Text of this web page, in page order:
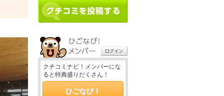
クチコミナビ！メンバーにな
ると特典盛りだくさん！
ひごなび！